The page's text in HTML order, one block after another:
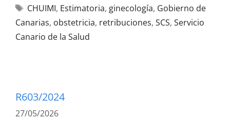
CHUIMI, Estimatoria, ginecología, Gobierno de
Canarias, obstetricia, retribuciones, SCS, Servicio
Canario de la Salud
R603/2024
27/05/2026